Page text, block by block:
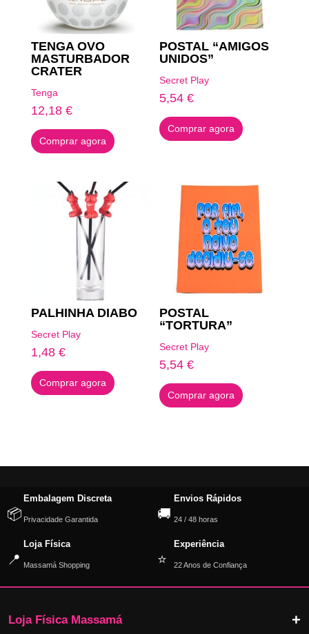
TENGA OVO
MASTURBADOR
CRATER
Tenga
12,18 €
Comprar agora
POSTAL “AMIGOS
UNIDOS”
Secret Play
5,54€
Comprar agora
PALHINHA DIABO
Secret Play
1,48 €
Comprar agora
POSTAL
“TORTURA”
Secret Play
5,54€
Comprar agora
📦
Embalagem Discreta
Privacidade Garantida 🚚
Envios Rápidos
24 / 48 horas
📍
Loja Física
Massamá Shopping ⭐
Experiência
22 Anos de Confiança
Loja Física Massamá